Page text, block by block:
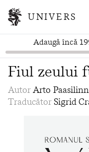
UNIVERS
Adaugă încă
Fiul zeului
AutorArto
TraducătorSigrid